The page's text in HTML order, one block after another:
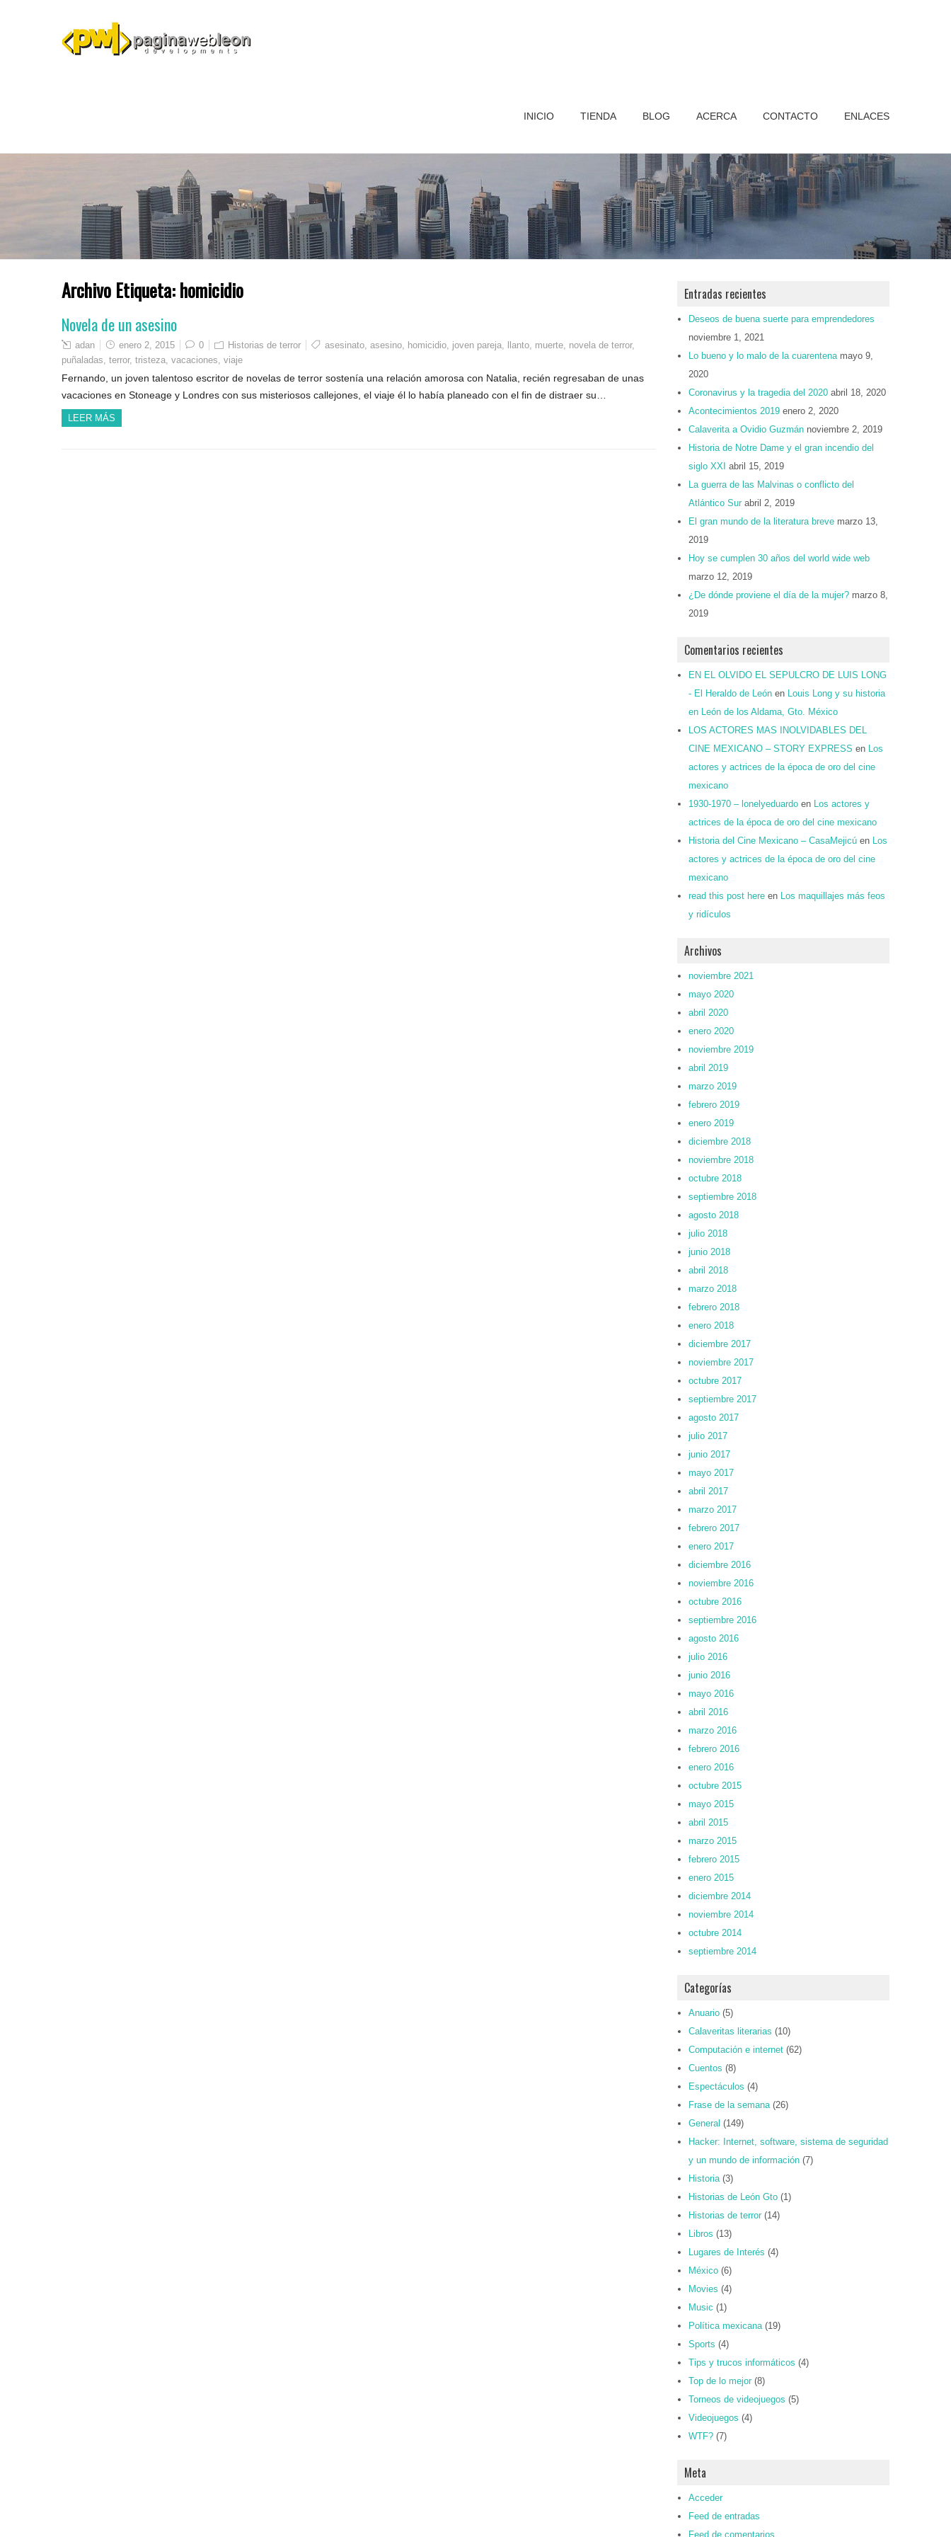
INICIO TIENDA BLOG ACERCA CONTACTO ENLACES
Archivo Etiqueta:homicidio
Novela de un asesino
adan enero 2, 2015 0 Historias de terror asesinato, asesino, homicidio, joven pareja, llanto, muerte, novela de terror,
puñaladas, terror, tristeza, vacaciones, viaje
Fernando, un joven talentoso escritor de novelas de terror sostenía una relación amorosa con Natalia, recién regresaban de unas
vacaciones en Stoneage y Londres con sus misteriosos callejones, el viaje él lo había planeado con el fin de distraer su…
LEER MÁS
Entradas recientes
Deseos de buena suerte para emprendedores
noviembre 1, 2021
Lo bueno y lo malo de la cuarentena mayo 9,
2020
Coronavirus y la tragedia del 2020 abril 18, 2020
Acontecimientos 2019 enero 2, 2020
Calaverita a Ovidio Guzmán noviembre 2, 2019
Historia de Notre Dame y el gran incendio del
siglo XXI abril 15, 2019
La guerra de las Malvinas o conflicto del
Atlántico Sur abril 2, 2019
El gran mundo de la literatura breve marzo 13,
2019
Hoy se cumplen 30 años del world wide web
marzo 12, 2019
¿De dónde proviene el día de la mujer? marzo 8,
2019
Comentarios recientes
EN EL OLVIDO EL SEPULCRO DE LUIS LONG
- El Heraldo de León en Louis Long y su historia
en León de los Aldama, Gto. México
LOS ACTORES MAS INOLVIDABLES DEL
CINE MEXICANO – STORY EXPRESS en Los
actores y actrices de la época de oro del cine
mexicano
1930-1970 – lonelyeduardo en Los actores y
actrices de la época de oro del cine mexicano
Historia del Cine Mexicano – CasaMejicú en Los
actores y actrices de la época de oro del cine
mexicano
read this post here en Los maquillajes más feos
y ridículos
Archivos
noviembre 2021
mayo 2020
abril 2020
enero 2020
noviembre 2019
abril 2019
marzo 2019
febrero 2019
enero 2019
diciembre 2018
noviembre 2018
octubre 2018
septiembre 2018
agosto 2018
julio 2018
junio 2018
abril 2018
marzo 2018
febrero 2018
enero 2018
diciembre 2017
noviembre 2017
octubre 2017
septiembre 2017
agosto 2017
julio 2017
junio 2017
mayo 2017
abril 2017
marzo 2017
febrero 2017
enero 2017
diciembre 2016
noviembre 2016
octubre 2016
septiembre 2016
agosto 2016
julio 2016
junio 2016
mayo 2016
abril 2016
marzo 2016
febrero 2016
enero 2016
octubre 2015
mayo 2015
abril 2015
marzo 2015
febrero 2015
enero 2015
diciembre 2014
noviembre 2014
octubre 2014
septiembre 2014
Categorías
Anuario (5)
Calaveritas literarias (10)
Computación e internet (62)
Cuentos (8)
Espectáculos (4)
Frase de la semana(26)
General (149)
Hacker: Internet, software, sistema de seguridad
y un mundo de información (7)
Historia(3)
Historias de León Gto (1)
Historias de terror (14)
Libros (13)
Lugares de Interés (4)
México (6)
Movies (4)
Music (1)
Política mexicana(19)
Sports (4)
Tips y trucos informáticos (4)
Top de lo mejor (8)
Torneos de videojuegos (5)
Videojuegos (4)
WTF? (7)
Meta
Acceder
Feed de entradas
Feed de comentarios